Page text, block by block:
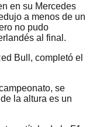
en su Mercedes
a menos de un
no pudo
al final.
Bull, completó el
se
la altura es un